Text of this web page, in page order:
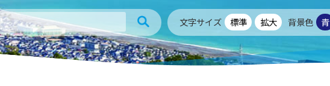
文字サイズ 標準 拡大 背景色 青